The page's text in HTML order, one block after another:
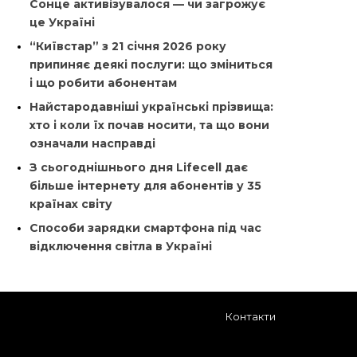
Сонце активізувалося — чи загрожує
це Україні
“Київстар” з 21 січня 2026 року
припиняє деякі послуги: що зміниться
і що робити абонентам
Найстародавніші українські прізвища:
хто і коли їх почав носити, та що вони
означали насправді
З сьогоднішнього дня Lifecell дає
більше інтернету для абонентів у 35
країнах світу
Способи зарядки смартфона під час
відключення світла в Україні
Контакти